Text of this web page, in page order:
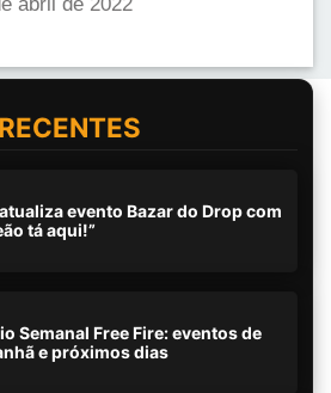
evento Bazar do Drop com
tá aqui!”
Semanal Free Fire: eventos de
e próximos dias